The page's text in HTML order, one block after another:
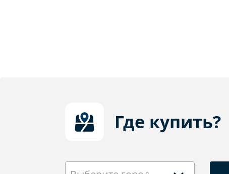
Где купить?